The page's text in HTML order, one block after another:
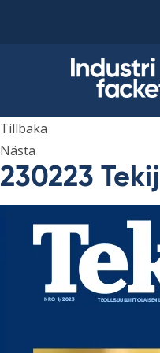
Tillbaka
Nästa
230223